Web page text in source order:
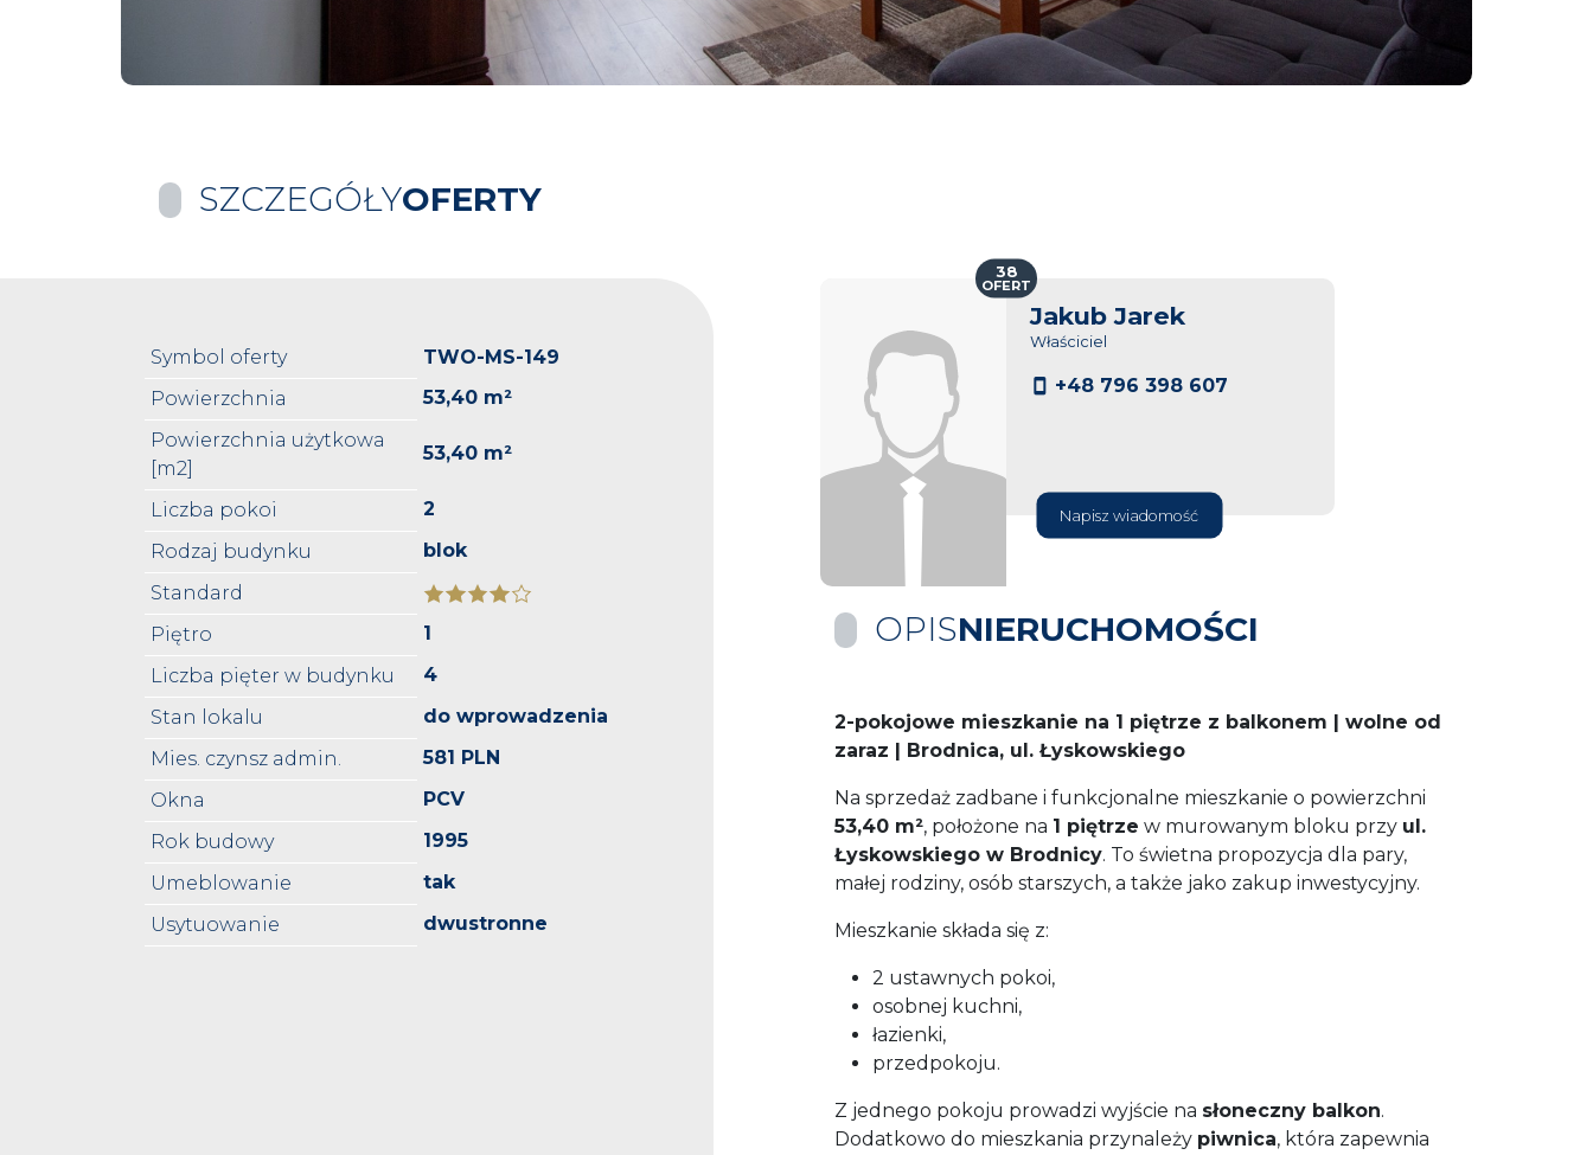
SZCZEGÓŁYOFERTY
Symbol oferty
TWO-MS-149
Powierzchnia
53,40 m²
Powierzchnia użytkowa
[m2]
53,40 m²
Liczba pokoi
2
Rodzaj budynku
blok
Standard
Piętro
1
Liczba pięter w budynku
4
Stan lokalu
do wprowadzenia
Mies. czynsz admin.
581 PLN
Okna
PCV
Rok budowy
1995
Umeblowanie
tak
Usytuowanie
dwustronne
Jakub Jarek
Właściciel
+48 796 398 607
Napisz wiadomość
38
OFERT
OPISNIERUCHOMOŚCI
2-pokojowe mieszkanie na 1 piętrze z balkonem | wolne od
zaraz | Brodnica, ul. Łyskowskiego
Na sprzedaż zadbane i funkcjonalne mieszkanie o powierzchni
53,40 m², położone na 1 piętrze w murowanym bloku przy ul.
Łyskowskiego w Brodnicy. To świetna propozycja dla pary,
małej rodziny, osób starszych, a także jako zakup inwestycyjny.
Mieszkanie składa się z:
2 ustawnych pokoi,
osobnej kuchni,
łazienki,
przedpokoju.
Z jednego pokoju prowadzi wyjście na słoneczny balkon.
Dodatkowo do mieszkania przynależy piwnica, która zapewnia